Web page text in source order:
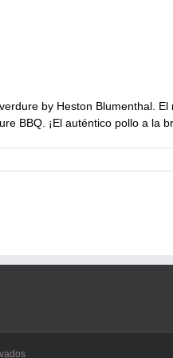
by Heston Blumenthal.
BBQ. ¡El auténtico pollo a la